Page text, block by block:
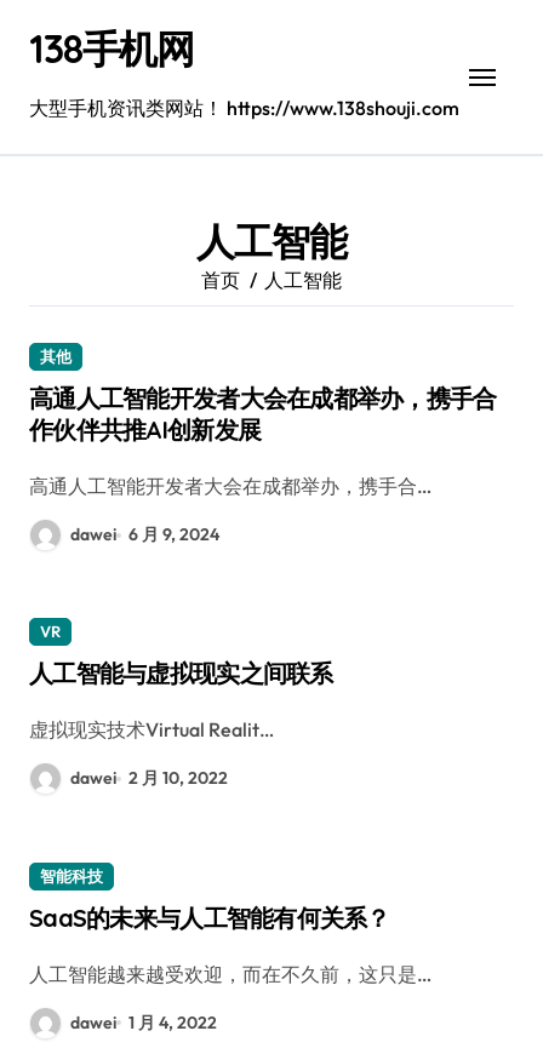
138手机网
大型手机资讯类网站！ https://www.138shouji.com
人工智能
首页 人工智能
其他
高通人工智能开发者大会在成都举办，携手合
作伙伴共推AI创新发展
高通人工智能开发者大会在成都举办，携手合…
dawei 6 月 9, 2024
VR
人工智能与虚拟现实之间联系
虚拟现实技术Virtual Realit…
dawei 2 月 10, 2022
智能科技
SaaS的未来与人工智能有何关系？
人工智能越来越受欢迎，而在不久前，这只是…
dawei 1 月 4, 2022